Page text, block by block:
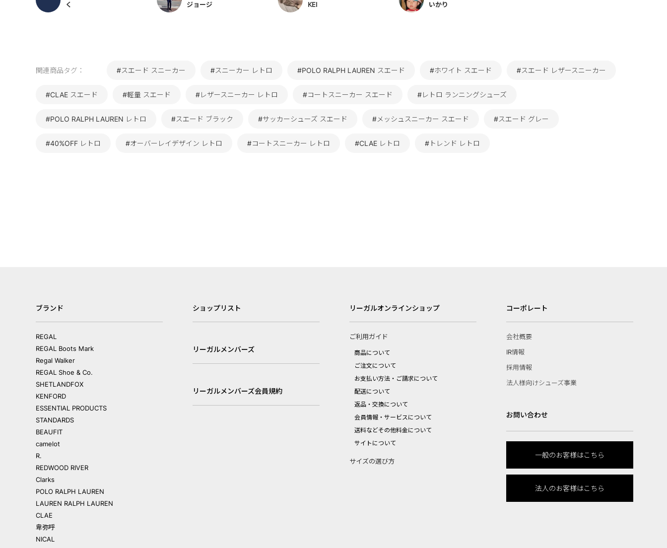
く
ジョージ
KEI
いかり
関連商品タグ： #スエード スニーカー #スニーカー レトロ #POLO RALPH LAUREN スエード #ホワイト スエード #スエード レザースニーカー
#CLAE スエード #軽量 スエード #レザースニーカー レトロ #コートスニーカー スエード #レトロ ランニングシューズ
#POLO RALPH LAUREN レトロ #スエード ブラック #サッカーシューズ スエード #メッシュスニーカー スエード #スエード グレー
#40%OFF レトロ #オーバーレイデザイン レトロ #コートスニーカー レトロ #CLAE レトロ #トレンド レトロ
ブランド
REGAL
REGAL Boots Mark
Regal Walker
REGAL Shoe & Co.
SHETLANDFOX
KENFORD
ESSENTIAL PRODUCTS
STANDARDS
BEAUFIT
camelot
R.
REDWOOD RIVER
Clarks
POLO RALPH LAUREN
LAUREN RALPH LAUREN
CLAE
卑弥呼
NICAL
ショップリスト
リーガルメンバーズ
リーガルメンバーズ会員規約
リーガルオンラインショップ
ご利用ガイド
商品について
ご注文について
お支払い方法・ご請求について
配送について
返品・交換について
会員情報・サービスについて
送料などその他料金について
サイトについて
サイズの選び方
コーポレート
会社概要
IR情報
採用情報
法人様向けシューズ事業
お問い合わせ
一般のお客様はこちら
法人のお客様はこちら